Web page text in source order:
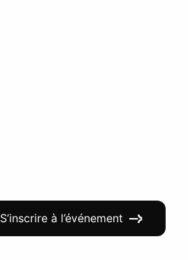
S’inscrire à l’événement